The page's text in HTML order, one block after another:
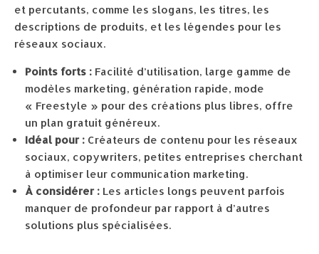
et percutants, comme les slogans, les titres, les
descriptions de produits, et les légendes pour les
réseaux sociaux.
Points forts : Facilité d’utilisation, large gamme de
modèles marketing, génération rapide, mode
« Freestyle » pour des créations plus libres, offre
un plan gratuit généreux.
Idéal pour : Créateurs de contenu pour les réseaux
sociaux, copywriters, petites entreprises cherchant
à optimiser leur communication marketing.
À considérer : Les articles longs peuvent parfois
manquer de profondeur par rapport à d’autres
solutions plus spécialisées.